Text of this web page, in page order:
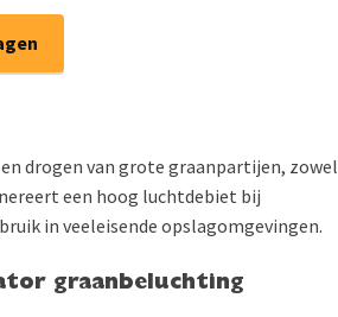
drogen van grote graanpartijen, zowel
een hoog luchtdebiet bij
in veeleisende opslagomgevingen.
graanbeluchting